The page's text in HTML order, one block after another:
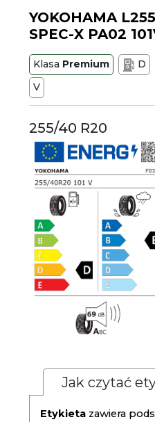
YOKOHAMA
SPEC-X PA02
Klasa Premium D
V
255/40 R20
Jak czytać
Etykieta zawiera